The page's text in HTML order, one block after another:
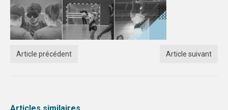
Article précédent Article suivant